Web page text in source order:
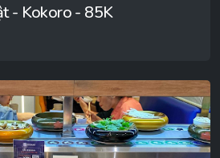
- Kokoro - 85K